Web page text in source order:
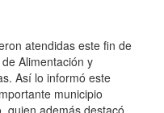
atendidas este fin de
Alimentación y
Así lo informó este
municipio